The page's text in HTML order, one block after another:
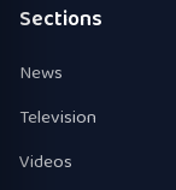
Sections
News
Television
Videos